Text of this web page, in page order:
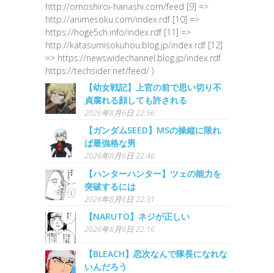
http://omoshiroi-hanashi.com/feed [9] =>
http://animesoku.com/index.rdf [10] =>
https://hoge5ch.info/index.rdf [11] =>
http://katasumisokuhou.blog.jp/index.rdf [12]
=> https://newswidechannel.blog.jp/index.rdf
https://techsider.net/feed/ )
【幼女戦記】上官の前で思い切り不
貞腐れる顔しても許される
2026年8月6日 22:56
【ガンダムSEED】MSの操縦に限れ
ば最強格な男
2026年8月6日 22:46
【ハンターハンター】ツェの能力を
突破するには
2026年8月6日 22:31
【NARUTO】ネジが正しい
2026年8月6日 22:16
【BLEACH】恋次なんで隊長になれな
いんだろう